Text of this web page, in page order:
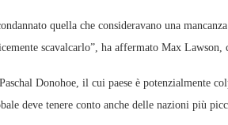
quella che consideravano una
scavalcarlo”, ha affermato Max
Donohoe, il cui paese è potenzialmente
deve tenere conto anche delle nazioni più